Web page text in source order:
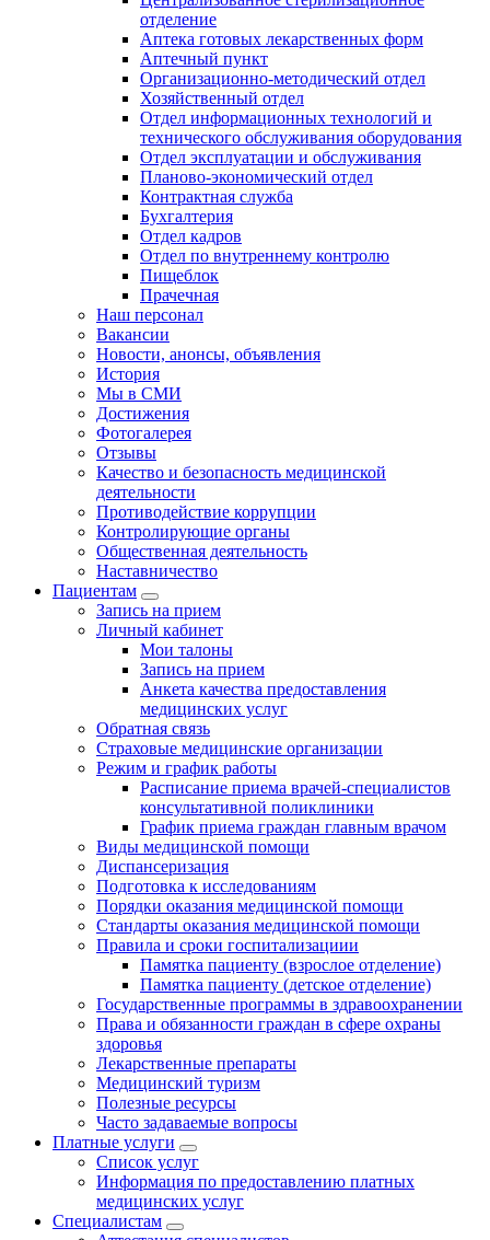
отделение
Аптека готовых лекарственных форм
Аптечный пункт
Организационно-методический отдел
Хозяйственный отдел
Отдел информационных технологий и
технического обслуживания оборудования
Отдел эксплуатации и обслуживания
Планово-экономический отдел
Контрактная служба
Бухгалтерия
Отдел кадров
Отдел по внутреннему контролю
Пищеблок
Прачечная
Наш персонал
Вакансии
Новости, анонсы, объявления
История
Мы в СМИ
Достижения
Фотогалерея
Отзывы
Качество и безопасность медицинской
деятельности
Противодействие коррупции
Контролирующие органы
Общественная деятельность
Наставничество
Пациентам
Запись на прием
Личный кабинет
Мои талоны
Запись на прием
Анкета качества предоставления
медицинских услуг
Обратная связь
Страховые медицинские организации
Режим и график работы
Расписание приема врачей-специалистов
консультативной поликлиники
График приема граждан главным врачом
Виды медицинской помощи
Диспансеризация
Подготовка к исследованиям
Порядки оказания медицинской помощи
Стандарты оказания медицинской помощи
Правила и сроки госпитализациии
Памятка пациенту (взрослое отделение)
Памятка пациенту (детское отделение)
Государственные программы в здравоохранении
Права и обязанности граждан в сфере охраны
здоровья
Лекарственные препараты
Медицинский туризм
Полезные ресурсы
Часто задаваемые вопросы
Платные услуги
Список услуг
Информация по предоставлению платных
медицинских услуг
Специалистам